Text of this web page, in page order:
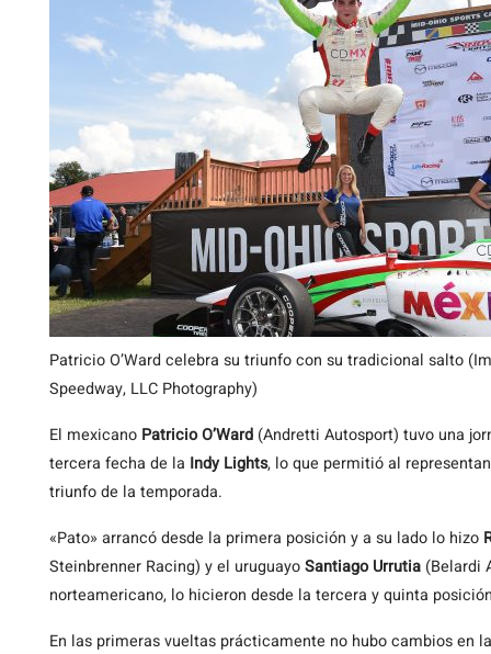
Patricio O’Ward celebra su triunfo con su tradicional salto
Speedway, LLC Photography)
El mexicano Patricio O’Ward (Andretti Autosport) tuvo una
tercera fecha de la Indy Lights, lo que permitió al
triunfo de la temporada.
«Pato» arrancó desde la primera posición y a su lado lo hizo
Steinbrenner Racing) y el uruguayoSantiago Urrutia (Belardi
norteamericano, lo hicieron desde la tercera y quinta
En las primeras vueltas prácticamente no hubo cambios en